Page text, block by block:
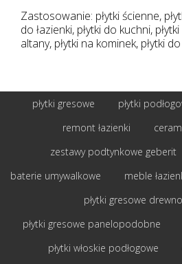
Zastosowanie: płytki ścienne,
do łazienki, płytki do kuchni,
altany, płytki na kominek, płytki
płytki gresowe płytki
remont łazienki
zestawy podtynkowe geberit
baterie umywalkowe
meble
płytki gresowe
płytki gresowe panelopodobne
płytki włoskie podłogowe